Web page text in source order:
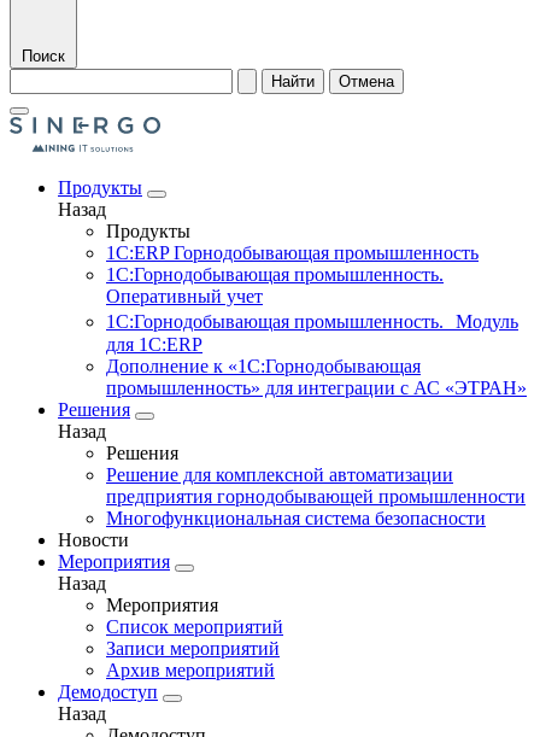
Поиск
Найти
Отмена
Продукты
Назад
Продукты
1С:ERP Горнодобывающая промышленность
1С:Горнодобывающая промышленность.
Оперативный учет
1С:Горнодобывающая промышленность. Модуль
для 1С:ERP
Дополнение к «1С:Горнодобывающая
промышленность» для интеграции с АС «ЭТРАН»
Решения
Назад
Решения
Решение для комплексной автоматизации
предприятия горнодобывающей промышленности
Многофункциональная система безопасности
Новости
Мероприятия
Назад
Мероприятия
Список мероприятий
Записи мероприятий
Архив мероприятий
Демодоступ
Назад